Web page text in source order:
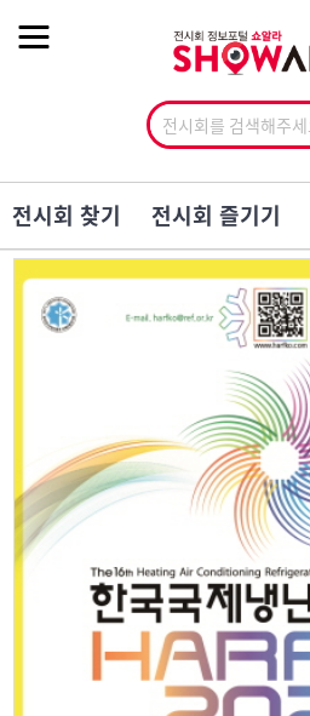
전시회 찾기 전시회 즐기기